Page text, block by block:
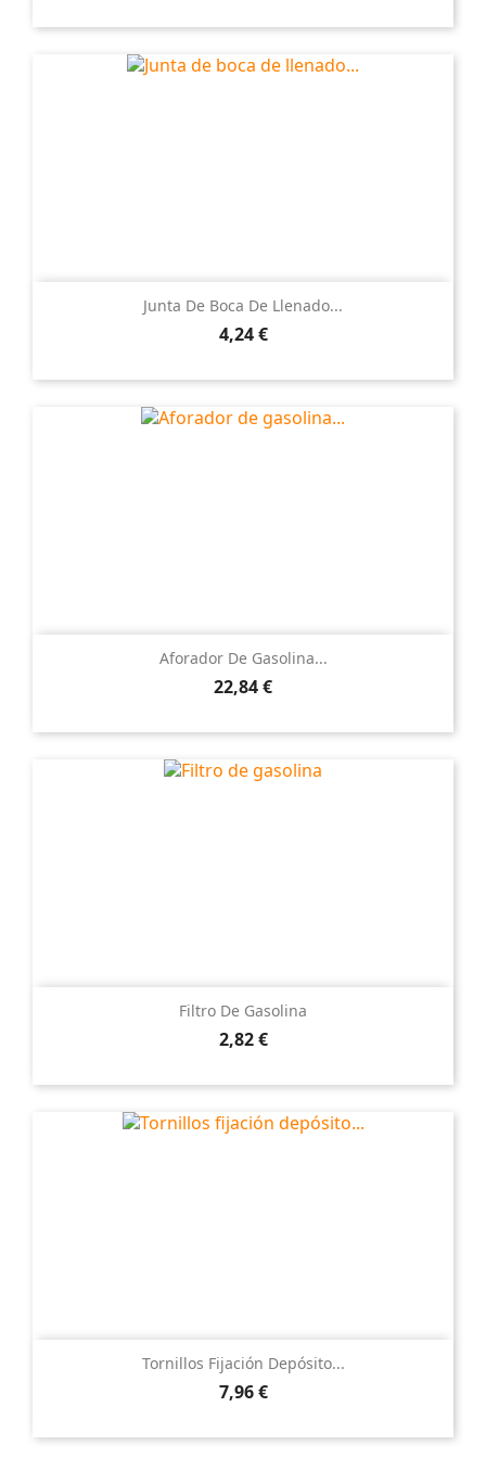
Junta De Boca De Llenado...
Precio
4,24 €
Aforador De Gasolina...
Precio
22,84 €
Filtro De Gasolina
Precio
2,82 €
Tornillos Fijación Depósito...
Precio
7,96 €